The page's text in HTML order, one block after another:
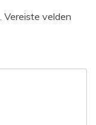
Vereiste velden